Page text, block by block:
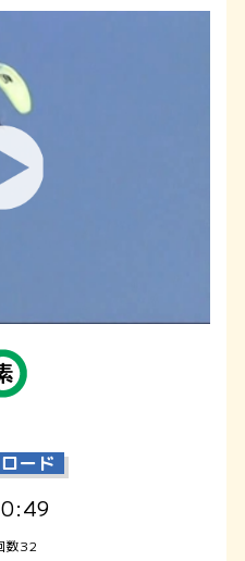
ード
数32